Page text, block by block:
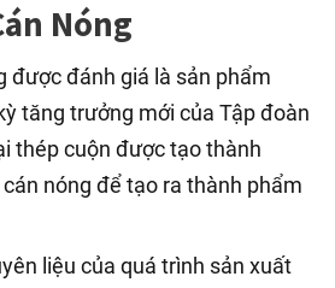
Nóng
được đánh giá là sản phẩm
tăng trưởng mới của Tập đoàn
thép cuộn được tạo thành
nóng để tạo ra thành phẩm
liệu của quá trình sản xuất